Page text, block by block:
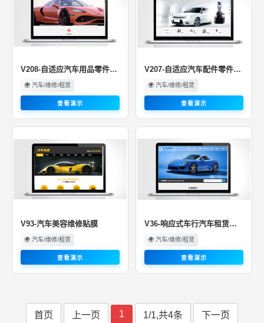
V208-自适应汽车用品零件配件汽车···
🌍 汽车/维修/租赁
查看演示
V207-自适应汽车配件零件网站
🌍 汽车/维修/租赁
查看演示
V93-汽车美容维修贴膜
🌍 汽车/维修/租赁
查看演示
V36-响应式车行汽车租赁二手车网···
🌍 汽车/维修/租赁
查看演示
首页 上一页 1 1/1,共4条 下一页